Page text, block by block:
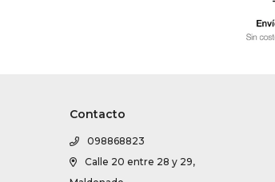
Contacto
098868823
Calle 20 entre 28 y 29,